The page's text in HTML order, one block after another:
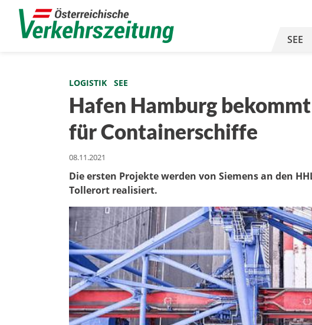
SEE
LOGISTIK SEE
Hafen Hamburg
für Containerschiffe
08.11.2021
Die ersten Projekte werden von Siemens an den
Tollerort realisiert.